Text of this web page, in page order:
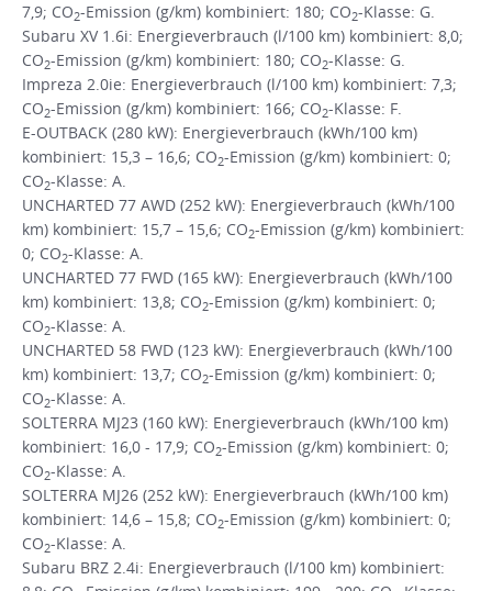
7,9; CO2-Emission (g/km) kombiniert: 180; CO2-Klasse: G.
Subaru XV 1.6i: Energieverbrauch (l/100 km) kombiniert: 8,0;
CO2-Emission (g/km) kombiniert: 180; CO2-Klasse: G.
Impreza 2.0ie: Energieverbrauch (l/100 km) kombiniert: 7,3;
CO2-Emission (g/km) kombiniert: 166; CO2-Klasse: F.
E-OUTBACK (280 kW): Energieverbrauch (kWh/100 km)
kombiniert: 15,3 – 16,6; CO2-Emission (g/km) kombiniert: 0;
CO2-Klasse: A.
UNCHARTED 77 AWD (252 kW): Energieverbrauch (kWh/100
km) kombiniert: 15,7 – 15,6; CO2-Emission (g/km) kombiniert:
0; CO2-Klasse: A.
UNCHARTED 77 FWD (165 kW): Energieverbrauch (kWh/100
km) kombiniert: 13,8; CO2-Emission (g/km) kombiniert: 0;
CO2-Klasse: A.
UNCHARTED 58 FWD (123 kW): Energieverbrauch (kWh/100
km) kombiniert: 13,7; CO2-Emission (g/km) kombiniert: 0;
CO2-Klasse: A.
SOLTERRA MJ23 (160 kW): Energieverbrauch (kWh/100 km)
kombiniert: 16,0 - 17,9; CO2-Emission (g/km) kombiniert: 0;
CO2-Klasse: A.
SOLTERRA MJ26 (252 kW): Energieverbrauch (kWh/100 km)
kombiniert: 14,6 – 15,8; CO2-Emission (g/km) kombiniert: 0;
CO2-Klasse: A.
Subaru BRZ 2.4i: Energieverbrauch (l/100 km) kombiniert: